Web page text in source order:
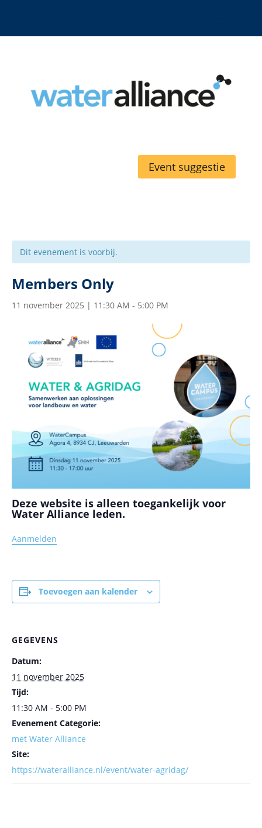
Event suggestie
Dit evenement is voorbij.
Members Only
11 november 2025 | 11:30 AM - 5:00 PM
Deze website is alleen toegankelijk voor
Water Alliance leden.
Aanmelden
Toevoegen aan kalender
GEGEVENS
Datum:
11 november 2025
Tijd:
11:30 AM - 5:00 PM
Evenement Categorie:
met Water Alliance
Site:
https://wateralliance.nl/event/water-agridag/